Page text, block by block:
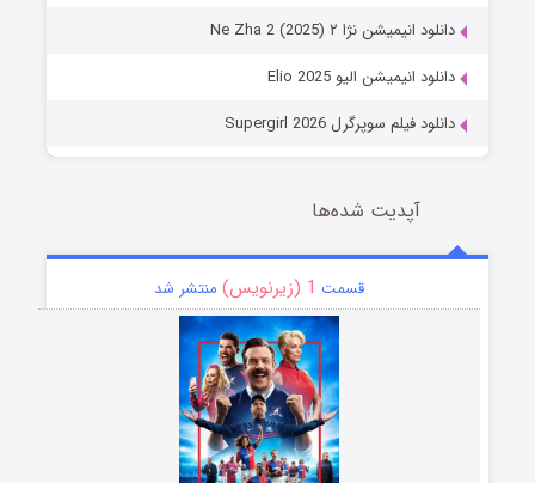
دانلود انیمیشن نژا ۲ Ne Zha 2 (2025)
دانلود انیمیشن الیو Elio 2025
دانلود فیلم سوپرگرل Supergirl 2026
آپدیت شده‌ها
قسمت 1 (زیرنویس) منتشر شد